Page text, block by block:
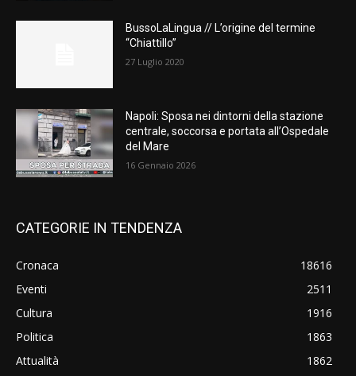
BussoLaLingua // L’origine del termine
“Chiattillo”
27 Luglio 2020
Napoli: Sposa nei dintorni della stazione
centrale, soccorsa e portata all’Ospedale
del Mare
16 Gennaio 2026
CATEGORIE IN TENDENZA
Cronaca
18616
Eventi
2511
Cultura
1916
Politica
1863
Attualità
1862